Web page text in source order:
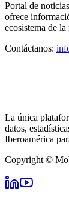
Portal de
ofrece
ecosistema de
Contáctanos:
La única
datos,
Iberoamérica
Copyright ©